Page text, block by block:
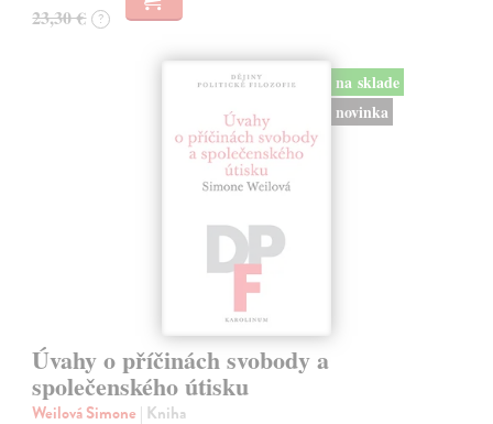
23,30 € ?
na sklade
novinka
Úvahy o příčinách svobody a
společenského útisku
Weilová Simone | Kniha